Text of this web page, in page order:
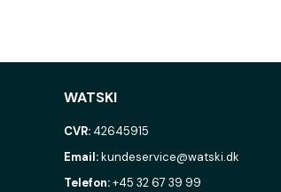
WATSKI
CVR: 42645915
Email:kundeservice@watski.dk
Telefon:+45 32 67 39 99